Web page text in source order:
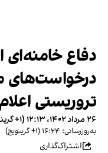
دفاع خامنه‌ای
درخواست‌های
تروریستی
۲۶ مرداد ۱۴۰۲، ۱۲:۱۳ (‎+۱ گرینویچ)
به‌روزرسانی: ۱۶:۲۴ (‎+۱ گرینویچ)
اشتراک‌گذاری